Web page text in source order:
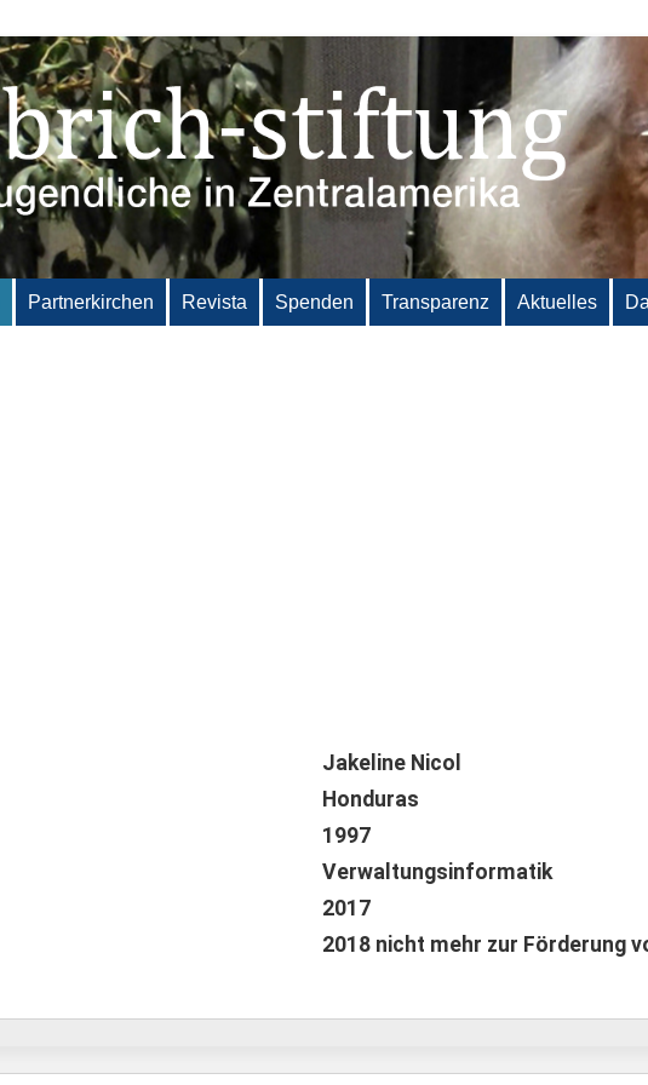
Partnerkirchen Revista Spenden Transparenz Aktuelles
Jakeline Nicol
Honduras
1997
Verwaltungsinformatik
2017
2018 nicht mehr zur Förderung